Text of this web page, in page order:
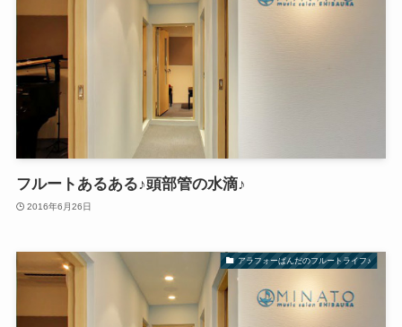
フルートあるある♪頭部管の水滴♪
2016年6月26日
アラフォーぱんだのフルートライフ♪